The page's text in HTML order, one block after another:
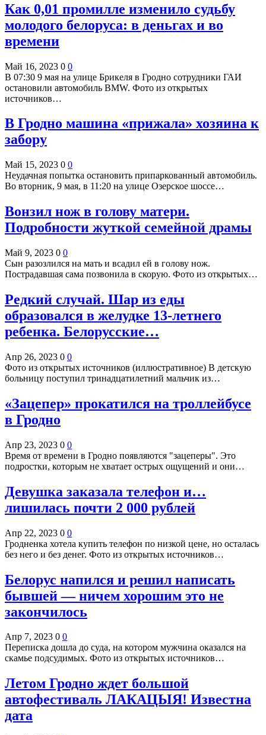
Как 0,01 промилле изменило судьбу
молодого белоруса: в деньгах и во
времени
Май 16, 2023 0 0
В 07:30 9 мая на улице Брикеля в Гродно сотрудники ГАИ
остановили автомобиль BMW. Фото из открытых
источников…
В Гродно машина «прижала» хозяина к
забору
Май 15, 2023 0 0
Неудачная попытка остановить припаркованный автомобиль.
Во вторник, 9 мая, в 11:20 на улице Озерское шоссе…
Вонзил нож в голову матери.
Подробности жуткой семейной драмы
Май 9, 2023 0 0
Сын разозлился на мать и всадил ей в голову нож.
Пострадавшая сама позвонила в скорую. Фото из открытых…
Редкий случай. Шар из еды
образовался в желудке 13-летнего
ребенка. Белорусские…
Апр 26, 2023 0 0
Фото из открытых источников (иллюстративное) В детскую
больницу поступил тринадцатилетний мальчик из…
«Зацепер» прокатился на троллейбусе
в Гродно
Апр 23, 2023 0 0
Время от времени в Гродно появляются "зацеперы". Это
подростки, которым не хватает острых ощущений и они…
Девушка заказала телефон и…
лишилась почти 2 000 рублей
Апр 22, 2023 0 0
Гродненка хотела купить телефон по низкой цене, но осталась
без него и без денег. Фото из открытых источников…
Белорус напился и решил написать
бывшей — ничем хорошим это не
закончилось
Апр 7, 2023 0 0
Переписка дошла до суда, на котором мужчина оказался на
скамье подсудимых. Фото из открытых источников…
Летом Гродно ждет большой
автофестиваль ЛАКАЦЫЯ! Известна
дата